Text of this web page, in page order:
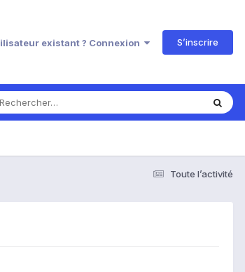
existant ? Connexion S’inscrire
Toute l’activité